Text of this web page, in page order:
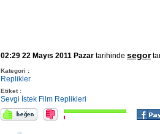
02:29 22 Mayıs 2011 Pazar tarihinde segor
Kategori :
Replikler
Etiket :
Sevgi İstek Film Replikleri